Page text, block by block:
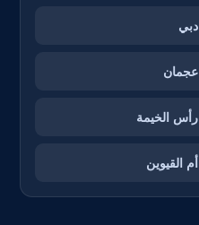
دبي
عجمان
رأس الخيمة
أم القيوين